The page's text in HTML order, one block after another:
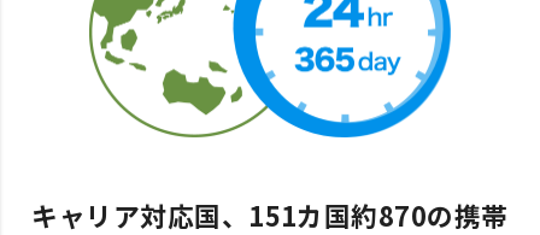
キャリア対応国、151カ国約870の携帯